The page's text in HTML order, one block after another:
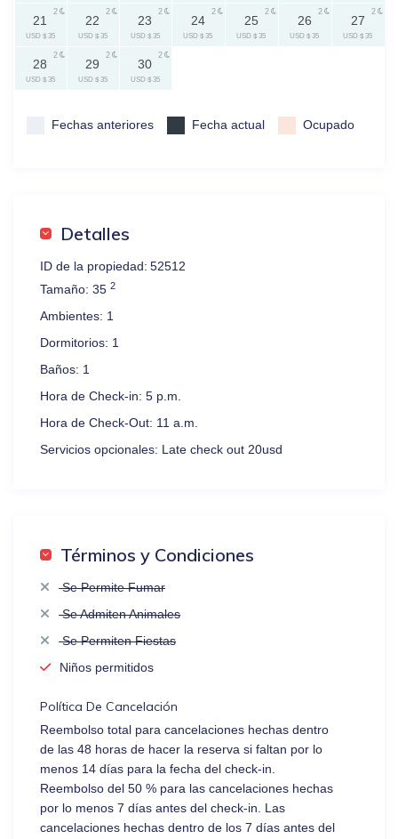
21
USD $ 35
2
22
USD $ 35
2
23
USD $ 35
2
24
USD $ 35
2
25
USD $ 35
2
26
USD $ 35
2
27
USD $ 35
2
28
USD $ 35
2
29
USD $ 35
2
30
USD $ 35
2
Fechas anteriores Fecha actual Ocupado
Detalles
ID de la propiedad: 52512
Tamaño: 352
Ambientes: 1
Dormitorios: 1
Baños: 1
Hora de Check-in: 5 p.m.
Hora de Check-Out: 11 a.m.
Servicios opcionales: Late check out 20usd
Términos y Condiciones
Se Permite Fumar
Se Admiten Animales
Se Permiten Fiestas
Niños permitidos
Política De Cancelación
Reembolso total para cancelaciones hechas dentro
de las 48 horas de hacer la reserva si faltan por lo
menos 14 días para la fecha del check-in.
Reembolso del 50 % para las cancelaciones hechas
por lo menos 7 días antes del check-in. Las
cancelaciones hechas dentro de los 7 días antes del